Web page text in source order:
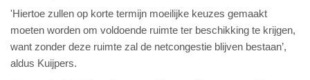
'Hiertoe zullen op korte termijn moeilijke keuzes gemaakt
moeten worden om voldoende ruimte ter beschikking te krijgen,
want zonder deze ruimte zal de netcongestie blijven bestaan’,
aldus Kuijpers.